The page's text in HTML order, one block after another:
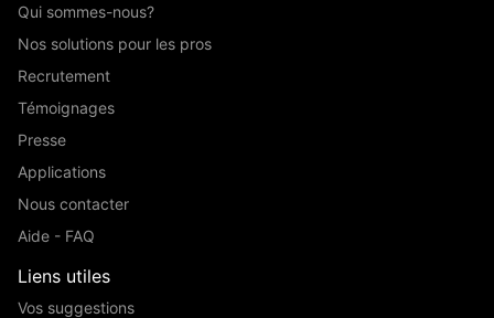
Qui sommes-nous?
Nos solutions pour les pros
Recrutement
Témoignages
Presse
Applications
Nous contacter
Aide - FAQ
Liens utiles
Vos suggestions